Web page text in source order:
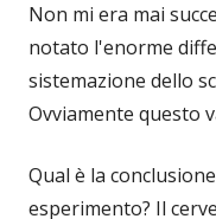
Non mi era mai
notato l'enorme
sistemazione dello
Ovviamente questo
Qual è la
esperimento? Il